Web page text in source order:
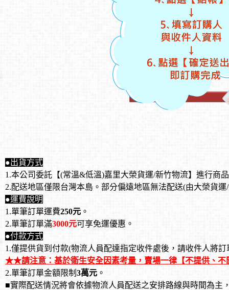
●出貨方式
1.本公司委託 【(常溫&低溫)嘉里大榮貨運/新竹物流】 進行商
2.配送地區僅限台灣本島 。部分偏遠地區無法配送(由大榮貨
●運費說明
1.單筆訂單運費250元 。
2.單筆訂單滿3000元可享免運優惠 。
●付款方式
1.僅提供貨到付款(物流人員配達指定收件處後，請收件人將
★★請注意：基於衛生安全因素考量，賣場一律【不提供、
2.單筆訂單金額限制 3萬元 。
■實際配送情況將會依據物流人員配送之安排路線與時間為主